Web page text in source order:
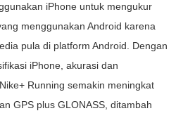
iPhone untuk mengukur
menggunakan Android karena
pula di platform Android. Dengan
iPhone, akurasi dan
Running semakin meningkat
GPS plus GLONASS, ditambah